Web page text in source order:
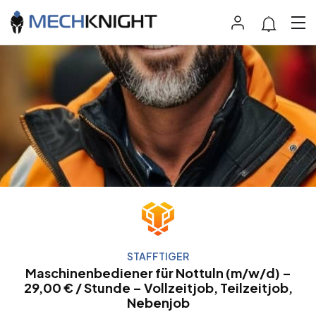
STAFFTIGER
Maschinenbediener für Nottuln (m/w/d) –
29,00 € / Stunde – Vollzeitjob, Teilzeitjob,
Nebenjob